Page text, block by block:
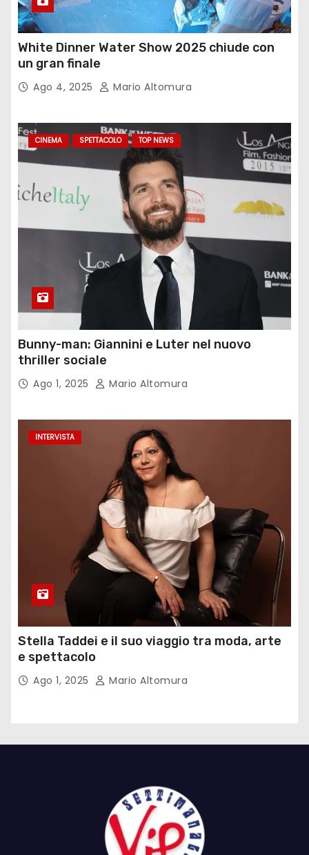
White Dinner Water Show 2025 chiude con
un gran finale
Ago 4, 2025 Mario Altomura
CINEMA SPETTACOLO TOP NEWS
Bunny-man: Giannini e Luter nel nuovo
thriller sociale
Ago 1, 2025 Mario Altomura
INTERVISTA
Stella Taddei e il suo viaggio tra moda, arte
e spettacolo
Ago 1, 2025 Mario Altomura